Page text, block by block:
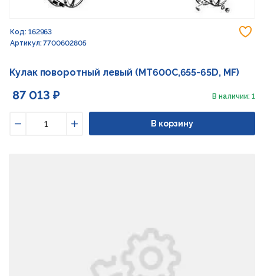
Код: 162963
Артикул: 7700602805
Кулак поворотный левый (MT600C,655-65D, MF)
87 013 ₽ В наличии: 1
Увеличить
В корзину